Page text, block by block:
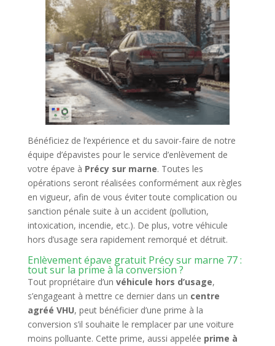
Bénéficiez de l’expérience et du savoir-faire de notre
équipe d’épavistes pour le service d’enlèvement de
votre épave à Précy sur marne. Toutes les
opérations seront réalisées conformément aux règles
en vigueur, afin de vous éviter toute complication ou
sanction pénale suite à un accident (pollution,
intoxication, incendie, etc.). De plus, votre véhicule
hors d’usage sera rapidement remorqué et détruit.
Enlèvement épave gratuit Précy sur marne 77 :
tout sur la prime à la conversion ?
Tout propriétaire d’un véhicule hors d’usage,
s’engageant à mettre ce dernier dans un centre
agréé VHU, peut bénéficier d’une prime à la
conversion s’il souhaite le remplacer par une voiture
moins polluante. Cette prime, aussi appelée prime à